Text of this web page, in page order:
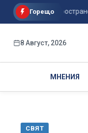
Горещо
пространство
8 Август, 2026
МНЕНИЯ
СВЯТ